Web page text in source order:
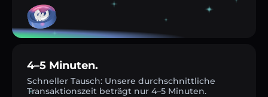
4–5 Minuten.
Schneller Tausch: Unsere durchschnittliche
Transaktionszeit beträgt nur 4–5 Minuten.